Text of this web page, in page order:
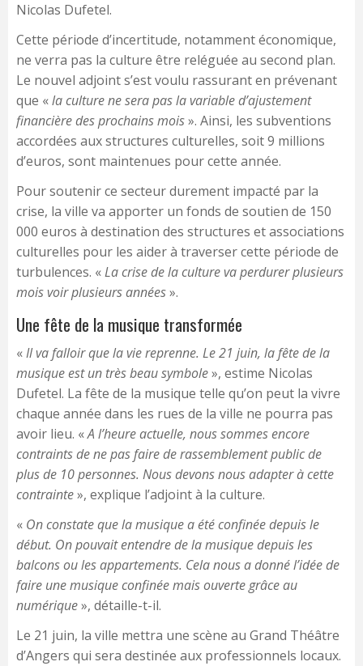
Nicolas Dufetel.
Cette période d’incertitude, notamment économique,
ne verra pas la culture être reléguée au second plan.
Le nouvel adjoint s’est voulu rassurant en prévenant
que «la culture ne sera pas la variable d’ajustement
financière des prochains mois». Ainsi, les subventions
accordées aux structures culturelles, soit 9 millions
d’euros, sont maintenues pour cette année.
Pour soutenir ce secteur durement impacté par la
crise, la ville va apporter un fonds de soutien de 150
000 euros à destination des structures et associations
culturelles pour les aider à traverser cette période de
turbulences. «La crise de la culture va perdurer plusieurs
mois voir plusieurs années».
Une fête de la musique transformée
«Il va falloir que la vie reprenne. Le 21 juin, la fête de la
musique est un très beau symbole», estime Nicolas
Dufetel. La fête de la musique telle qu’on peut la vivre
chaque année dans les rues de la ville ne pourra pas
avoir lieu. «A l’heure actuelle, nous sommes encore
contraints de ne pas faire de rassemblement public de
plus de 10 personnes. Nous devons nous adapter à cette
contrainte», explique l’adjoint à la culture.
« On constate que la musique a été confinée depuis le
début. On pouvait entendre de la musique depuis les
balcons ou les appartements. Cela nous a donné l’idée de
faire une musique confinée mais ouverte grâce au
numérique», détaille-t-il.
Le 21 juin, la ville mettra une scène au Grand Théâtre
d’Angers qui sera destinée aux professionnels locaux.